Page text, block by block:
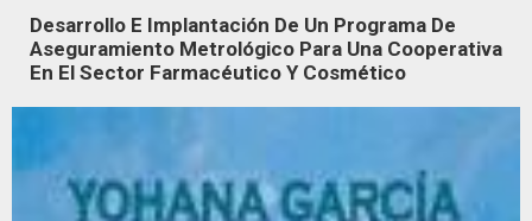
Desarrollo E Implantación De Un Programa De
Aseguramiento Metrológico Para Una Cooperativa
En El Sector Farmacéutico Y Cosmético